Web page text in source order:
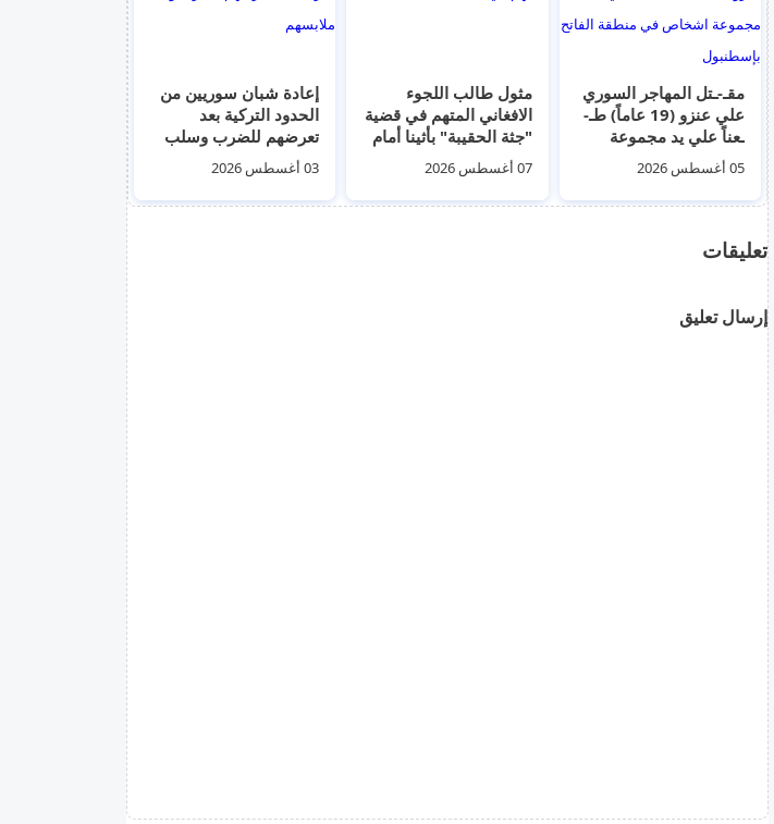
مقـ-ـتل المهاجر السوري
علي عنزو (19 عاماً) طـ-
ـعناً علي يد مجموعة
اشخاص في منطقة
الفاتح بإسطنبول
05 أغسطس 2026
مثول طالب اللجوء
الافغاني المتهم في قضية
"جثة الحقيبة" بأثينا أمام
القضاء ... و نفى قتله
الطبيبة البريطانية
07 أغسطس 2026
إعادة شبان سوريين من
الحدود التركية بعد
تعرضهم للضرب وسلب
ملابسهم03 أغسطس 2026
تعليقات
إرسال تعليق